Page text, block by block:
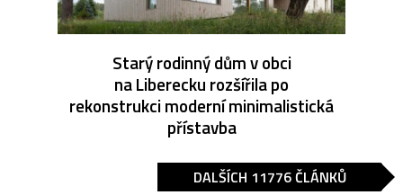
Starý rodinný dům v obci
na Liberecku rozšířila po
rekonstrukci moderní minimalistická
přístavba
DALŠÍCH 11776 ČLÁNKŮ